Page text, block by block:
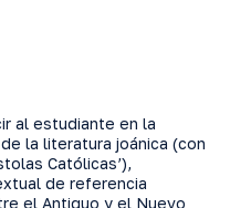
al estudiante en la
la literatura joánica (con
Católicas’),
de referencia
el Antiguo y el Nuevo